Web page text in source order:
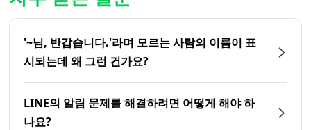
'~님, 반갑습니다.'라며 모르는 사람의 이름이 표
시되는데 왜 그런 건가요?
LINE의 알림 문제를 해결하려면 어떻게 해야 하
나요?